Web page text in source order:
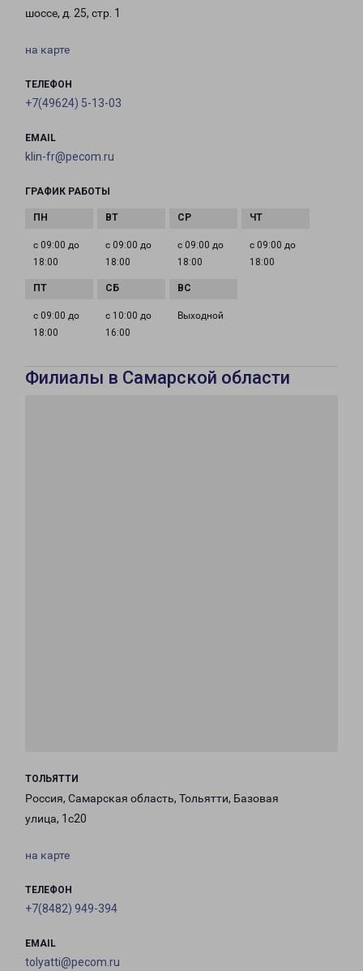
шоссе, д. 25, стр. 1
на карте
ТЕЛЕФОН
+7(49624) 5-13-03
EMAIL
klin-fr@pecom.ru
ГРАФИК РАБОТЫ
с 09:00 до
18:00
с 09:00 до
18:00
с 09:00 до
18:00
с 09:00 до
18:00
с 09:00 до
18:00
с 10:00 до
16:00
Выходной
Филиалы в Самарской области
ТОЛЬЯТТИ
Россия, Самарская область, Тольятти, Базовая
улица, 1с20
на карте
ТЕЛЕФОН
+7(8482) 949-394
EMAIL
tolyatti@pecom.ru